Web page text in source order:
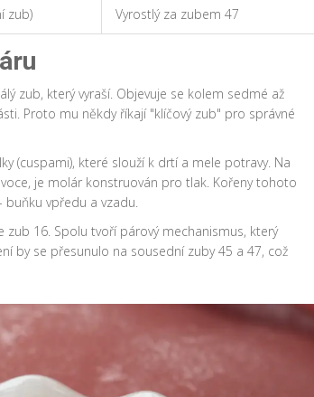
zub) Vyrostlý za zubem 47
zub, který vyraší. Objevuje se kolem sedmé až
Proto mu někdy říkají "klíčový zub" pro správné
(cuspami), které slouží k drtí a mele potravy. Na
je molár konstruován pro tlak. Kořeny tohoto
vpředu a vzadu.
16. Spolu tvoří párový mechanismus, který
by se přesunulo na sousední zuby 45 a 47, což